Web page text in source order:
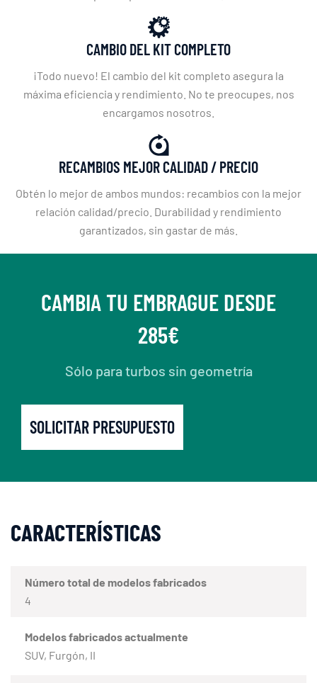
CAMBIO DEL KIT COMPLETO
¡Todo nuevo! El cambio del kit completo asegura la
máxima eficiencia y rendimiento. No te preocupes, nos
encargamos nosotros.
RECAMBIOS MEJOR CALIDAD / PRECIO
Obtén lo mejor de ambos mundos: recambios con la mejor
relación calidad/precio. Durabilidad y rendimiento
garantizados, sin gastar de más.
CAMBIA TU EMBRAGUE DESDE
285€
Sólo para turbos sin geometría
SOLICITAR PRESUPUESTO
CARACTERÍSTICAS
Número total de modelos fabricados
4
Modelos fabricados actualmente
SUV, Furgón, II